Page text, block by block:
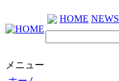
HOME NEWS
メニュー